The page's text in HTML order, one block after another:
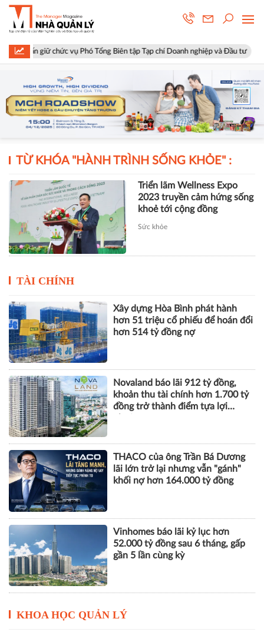
Tuấn giữ chức vụ Phó Tổng Biên tập Tạp chí Doanh nghiệp và Đầu tư
TỪ KHÓA " HÀNH TRÌNH SỐNG KHỎE" :
Triển lãm Wellness Expo
2023 truyền cảm hứng sống
khoẻ tới cộng đồng
TÀI CHÍNH
Xây dựng Hòa Bình phát hành
hơn 51 triệu cổ phiếu để hoán đổi
hơn 514 tỷ đồng nợ
Novaland báo lãi 912 tỷ đồng,
khoản thu tài chính hơn 1.700 tỷ
đồng trở thành điểm tựa lợi
THACO của ông Trần Bá Dương
lãi lớn trở lại nhưng vẫn "gánh"
khối nợ hơn 164.000 tỷ đồng
Vinhomes báo lãi kỷ lục hơn
52.000 tỷ đồng sau 6 tháng, gấp
gần 5 lần cùng kỳ
KHOA HỌC QUẢN LÝ
Yêu cầu sửa đổi Bộ luật Hình sự
nhân tạo